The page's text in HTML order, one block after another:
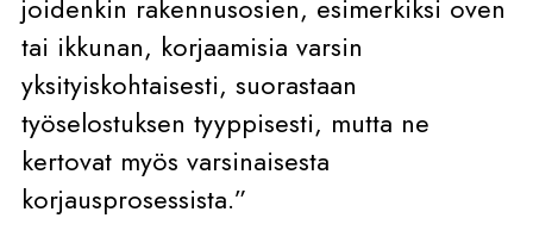
joidenkin rakennusosien, esimerkiksi oven
tai ikkunan, korjaamisia varsin
yksityiskohtaisesti, suorastaan
työselostuksen tyyppisesti, mutta ne
kertovat myös varsinaisesta
korjausprosessista.”